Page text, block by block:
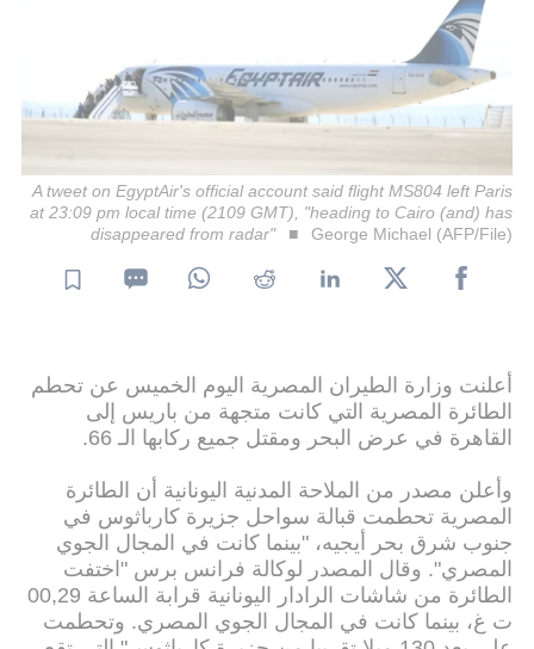
A tweet on EgyptAir's official account said flight MS804 left Paris
at 23:09 pm local time (2109 GMT), "heading to Cairo (and) has
disappeared from radar"
George Michael (AFP/File)
أعلنت وزارة الطيران المصرية اليوم الخميس عن تحطم
الطائرة المصرية التي كانت متجهة من باريس إلى
القاهرة في عرض البحر ومقتل جميع ركابها الـ 66.
وأعلن مصدر من الملاحة المدنية اليونانية أن الطائرة
المصرية تحطمت قبالة سواحل جزيرة كارباثوس في
جنوب شرق بحر أيجيه، "بينما كانت في المجال الجوي
المصري". وقال المصدر لوكالة فرانس برس "اختفت
الطائرة من شاشات الرادار اليونانية قرابة الساعة 00,29
ت غ، بينما كانت في المجال الجوي المصري. وتحطمت